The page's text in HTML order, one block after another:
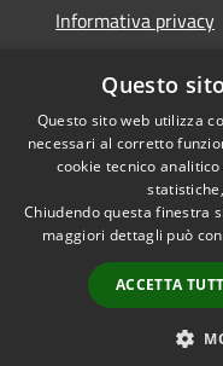
Informativa privacy
Dichiarazione di
RSS
Accessibilità
Questo
Questo sito web utilizza
necessari al corretto
cookie tecnico
Chiudendo questa finestra
maggiori dettagli può
ACCETTA